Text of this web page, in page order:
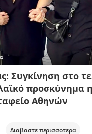
Συγκίνηση στο
προσκύνημα
Αθηνών
Διαβαστε περισσοτερα